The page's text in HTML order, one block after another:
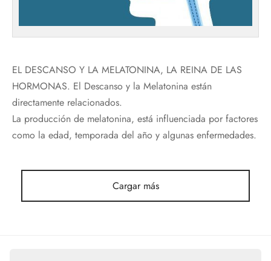
EL DESCANSO Y LA MELATONINA, LA REINA DE LAS
HORMONAS. El Descanso y la Melatonina están
directamente relacionados.
La producción de melatonina, está influenciada por factores
como la edad, temporada del año y algunas enfermedades.
Cargar más